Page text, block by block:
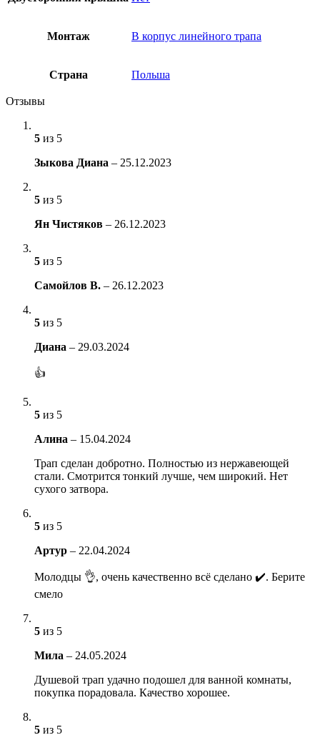
Монтаж В корпус линейного трапа
Страна Польша
Отзывы
5 из 5
Зыкова Диана – 25.12.2023
5 из 5
Ян Чистяков – 26.12.2023
5 из 5
Самойлов В. – 26.12.2023
5 из 5
Диана – 29.03.2024
👍
5 из 5
Алина – 15.04.2024
Трап сделан добротно. Полностью из нержавеющей
стали. Смотрится тонкий лучше, чем широкий. Нет
сухого затвора.
5 из 5
Артур – 22.04.2024
Молодцы 👌, очень качественно всё сделано ✔️. Берите
смело
5 из 5
Мила – 24.05.2024
Душевой трап удачно подошел для ванной комнаты,
покупка порадовала. Качество хорошее.
5 из 5